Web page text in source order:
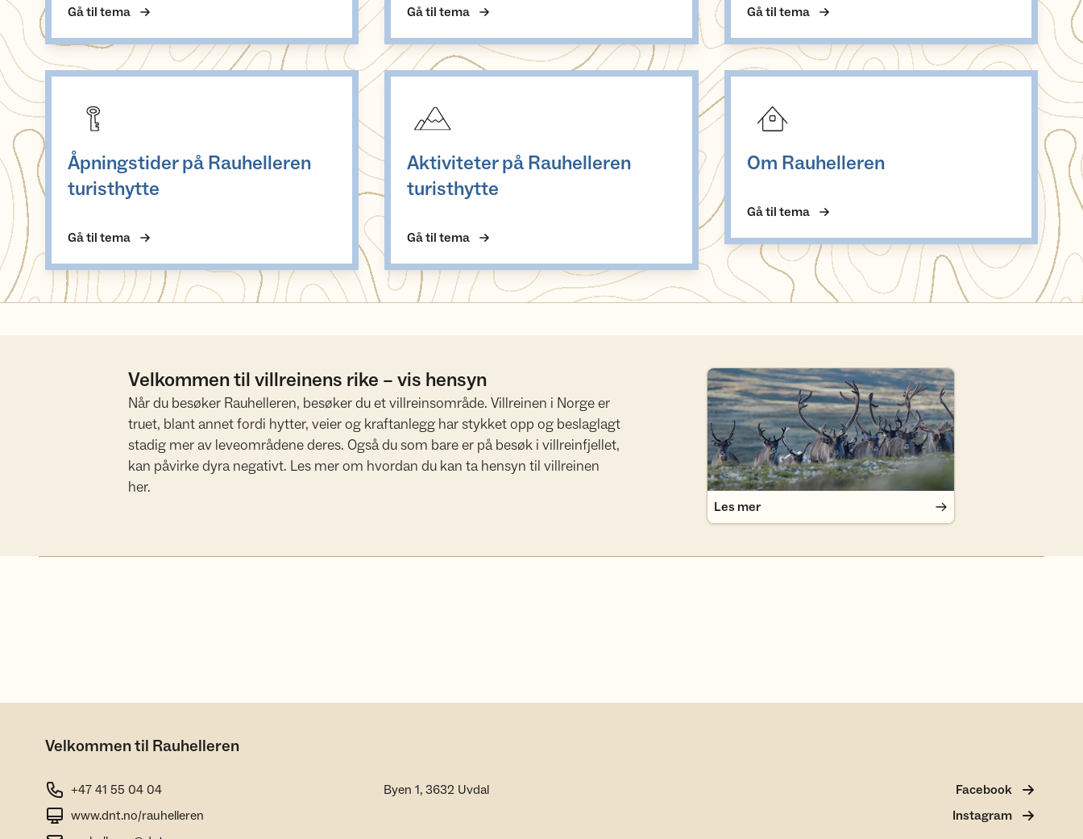
Gå til tema Gå til tema Gå til tema
Åpningstider på Rauhelleren
turisthytte
Gå til tema
Aktiviteter på Rauhelleren
turisthytte
Gå til tema
Om Rauhelleren
Gå til tema
Velkommen til villreinens rike – vis hensyn
Når du besøker Rauhelleren, besøker du et villreinsområde. Villreinen i Norge er
truet, blant annet fordi hytter, veier og kraftanlegg har stykket opp og beslaglagt
stadig mer av leveområdene deres. Også du som bare er på besøk i villreinfjellet,
kan påvirke dyra negativt. Les mer om hvordan du kan ta hensyn til villreinen
her.
Les mer
Les mer
Velkommen til Rauhelleren
+47 41 55 04 04
www.dnt.no/rauhelleren
Byen 1, 3632 Uvdal
Facebook
Instagram